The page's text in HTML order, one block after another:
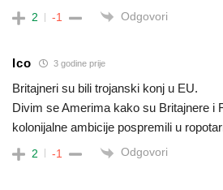
2 -1 Odgovori
Ico 3 godine prije
Britajneri su bili trojanski konj u EU.
Divim se Amerima kako su Britajnere i
kolonijalne ambicije pospremili u
2 -1 Odgovori